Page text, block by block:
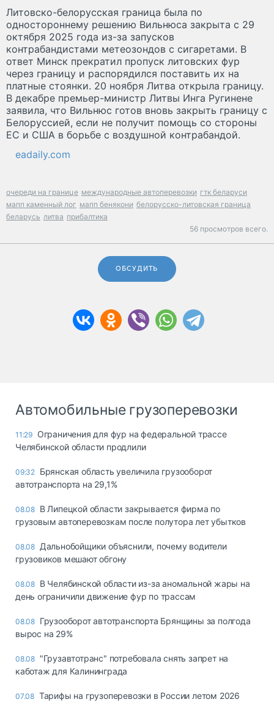
Литовско-белорусская граница была по
одностороннему решению Вильнюса закрыта с 29
октября 2025 года из-за запусков
контрабандистами метеозондов с сигаретами. В
ответ Минск прекратил пропуск литовских фур
через границу и распорядился поставить их на
платные стоянки. 20 ноября Литва открыла границу.
В декабре премьер-министр Литвы Инга Ругинене
заявила, что Вильнюс готов вновь закрыть границу с
Белоруссией, если не получит помощь со стороны
ЕС и США в борьбе с воздушной контрабандой.
eadaily.com
очереди на границе международные автоперевозки гтк беларуси
мапп каменный лог мапп бенякони белорусско-литовская граница
беларусь литва прибалтика
56 просмотров всего.
ОБСУДИТЬ
Автомобильные грузоперевозки
11:29 Ограничения для фур на федеральной трассе
Челябинской области продлили
09:32 Брянская область увеличила грузооборот
автотранспорта на 29,1%
08.08 В Липецкой области закрывается фирма по
грузовым автоперевозкам после полутора лет убытков
08.08 Дальнобойщики объяснили, почему водители
грузовиков мешают обгону
08.08 В Челябинской области из-за аномальной жары на
день ограничили движение фур по трассам
08.08 Грузооборот автотранспорта Брянщины за полгода
вырос на 29%
08.08 "Грузавтотранс" потребовала снять запрет на
каботаж для Калининграда
07.08 Тарифы на грузоперевозки в России летом 2026